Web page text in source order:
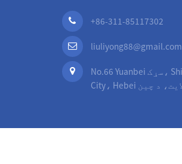
+86-311-85117302
liuliyong88@gmail.com
No.66 Yuanbei سړک، Shijiazhuang